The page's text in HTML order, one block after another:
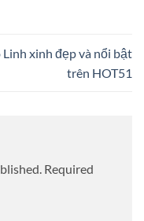
Linh xinh đẹp và nổi bật
trên HOT51
Required